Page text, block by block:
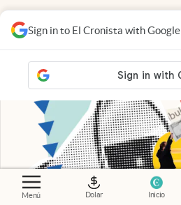
Menú Dolar Inicio
Sign in to El Cronista with Google